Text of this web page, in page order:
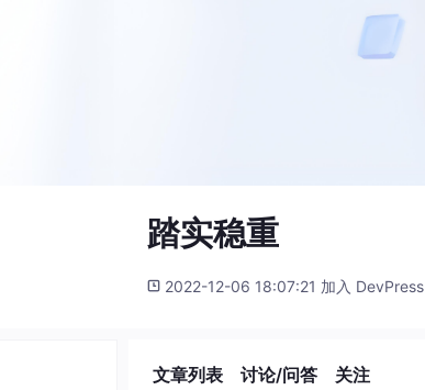
踏实稳重
2022-12-06 18:07:21 加入 DevPress
文章列表 讨论/问答 关注